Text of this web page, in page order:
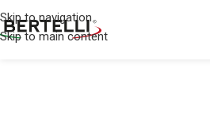
Skip to navigation
Skip to main content